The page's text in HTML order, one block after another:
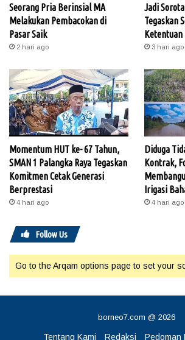
Seorang Pria Berinsial MA
Melakukan Pembacokan di
Pasar Saik
2 hari ago
Jadi
Tegaskan
Ketentuan
3 hari ago
Momentum HUT ke- 67 Tahun,
SMAN 1 Palangka Raya Tegaskan
Komitmen Cetak Generasi
Berprestasi
4 hari ago
Diduga
Kontrak,
Irigasi
4 hari ago
Follow Us
Go to the Arqam options page to set your
borneo7.com @ 2026
Tentang Kami Redaksi Pedoman